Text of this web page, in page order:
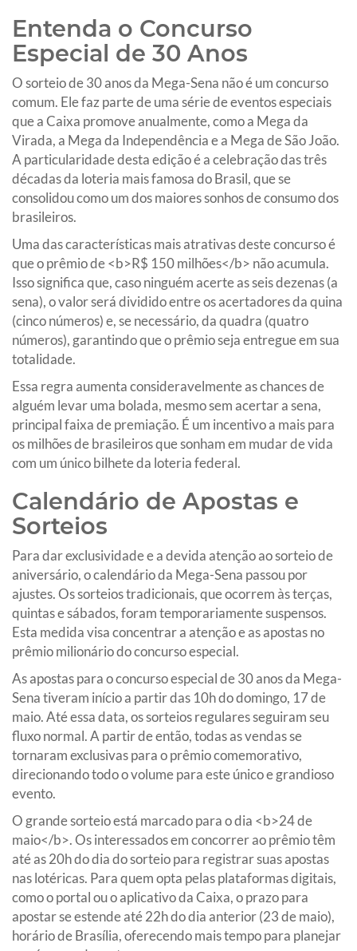
Entenda o Concurso
Especial de 30 Anos
O sorteio de 30 anos da Mega-Sena não é um concurso
comum. Ele faz parte de uma série de eventos especiais
que a Caixa promove anualmente, como a Mega da
Virada, a Mega da Independência e a Mega de São João.
A particularidade desta edição é a celebração das três
décadas da loteria mais famosa do Brasil, que se
consolidou como um dos maiores sonhos de consumo dos
brasileiros.
Uma das características mais atrativas deste concurso é
que o prêmio de <b>R$ 150 milhões</b> não acumula.
Isso significa que, caso ninguém acerte as seis dezenas (a
sena), o valor será dividido entre os acertadores da quina
(cinco números) e, se necessário, da quadra (quatro
números), garantindo que o prêmio seja entregue em sua
totalidade.
Essa regra aumenta consideravelmente as chances de
alguém levar uma bolada, mesmo sem acertar a sena,
principal faixa de premiação. É um incentivo a mais para
os milhões de brasileiros que sonham em mudar de vida
com um único bilhete da loteria federal.
Calendário de Apostas e
Sorteios
Para dar exclusividade e a devida atenção ao sorteio de
aniversário, o calendário da Mega-Sena passou por
ajustes. Os sorteios tradicionais, que ocorrem às terças,
quintas e sábados, foram temporariamente suspensos.
Esta medida visa concentrar a atenção e as apostas no
prêmio milionário do concurso especial.
As apostas para o concurso especial de 30 anos da Mega-
Sena tiveram início a partir das 10h do domingo, 17 de
maio. Até essa data, os sorteios regulares seguiram seu
fluxo normal. A partir de então, todas as vendas se
tornaram exclusivas para o prêmio comemorativo,
direcionando todo o volume para este único e grandioso
evento.
O grande sorteio está marcado para o dia <b>24 de
maio</b>. Os interessados em concorrer ao prêmio têm
até as 20h do dia do sorteio para registrar suas apostas
nas lotéricas. Para quem opta pelas plataformas digitais,
como o portal ou o aplicativo da Caixa, o prazo para
apostar se estende até 22h do dia anterior (23 de maio),
horário de Brasília, oferecendo mais tempo para planejar